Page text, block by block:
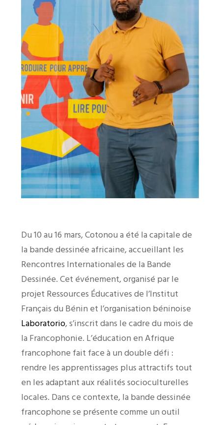
Du 10 au 16 mars, Cotonou a été la capitale de
la bande dessinée africaine, accueillant les
Rencontres Internationales de la Bande
Dessinée. Cet événement, organisé par le
projet Ressources Éducatives de l’Institut
Français du Bénin et l’organisation béninoise
Laboratorio, s’inscrit dans le cadre du mois de
la Francophonie. L’éducation en Afrique
francophone fait face à un double défi :
rendre les apprentissages plus attractifs tout
en les adaptant aux réalités socioculturelles
locales. Dans ce contexte, la bande dessinée
francophone se présente comme un outil